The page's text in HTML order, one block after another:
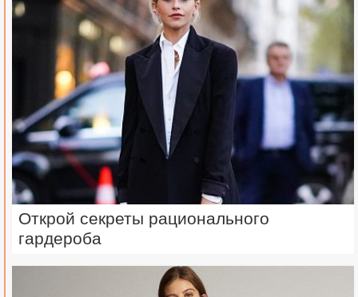
Открой секреты рационального
гардероба